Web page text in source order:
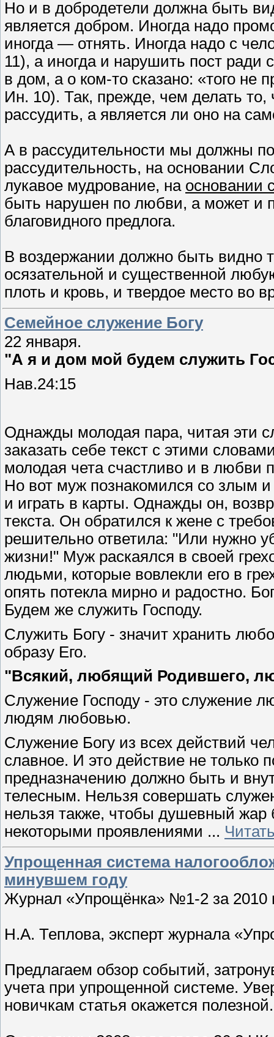
Но и в добродетели должна быть
является добром. Иногда надо
иногда — отнять. Иногда надо с
11), а иногда и нарушить пост ради
в дом, а о ком-то сказано: «того не
Ин. 10). Так, прежде, чем делать
рассудить, а является ли оно на
А в рассудительности мы должны
рассудительность, на основании
лукавое мудрование, на основании
быть нарушен по любви, а может и
благовидного предлога.
В воздержании должно быть видно
осязательной и существенной
плоть и кровь, и твердое место во
Семейное служение Богу
22 января.
"А я и дом мой будем служить
Нав.24:15
Однажды молодая пара, читая эти
заказать себе текст с этими
молодая чета счастливо и в любви
Но вот муж познакомился со злым
и играть в карты. Однажды он,
текста. Он обратился к жене с
решительно ответила: "Или нужно
жизни!" Муж раскаялся в своей
людьми, которые вовлекли его в
опять потекла мирно и радостно.
Будем же служить Господу.
Служить Богу - значит хранить
образу Его.
"Всякий, любящий Родившего,
Служение Господу - это служение
людям любовью.
Служение Богу из всех действий
славное. И это действие не только
предназначению должно быть и
телесным. Нельзя совершать
нельзя также, чтобы душевный жар
некоторыми проявлениями ...
Упрощенная система
минувшем году
Журнал «Упрощёнка» №1-2 за 2010
Н.А. Теплова, эксперт журнала
Предлагаем обзор событий,
учета при упрощенной системе.
новичкам статья окажется полезной.